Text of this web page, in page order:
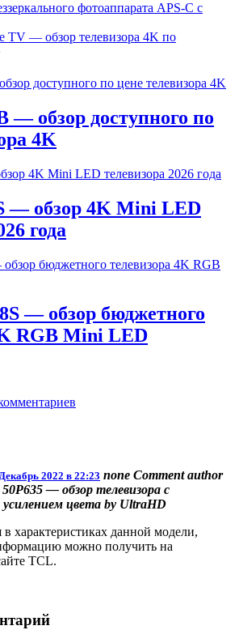
фотоаппарата APS-C с
TV — обзор телевизора 4K по
— обзор доступного по
4K
— обзор 4K Mini LED
года
— обзор бюджетного
RGB Mini LED
2022 в 22:23 none Comment author
— обзор телевизора с
цвета by UltraHD
в характеристиках данной модели,
можно получить на
TCL.